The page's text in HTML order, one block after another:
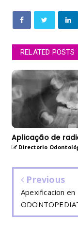
RELATED POSTS
Aplicação de
Directorio
Previous
Apexificacion en